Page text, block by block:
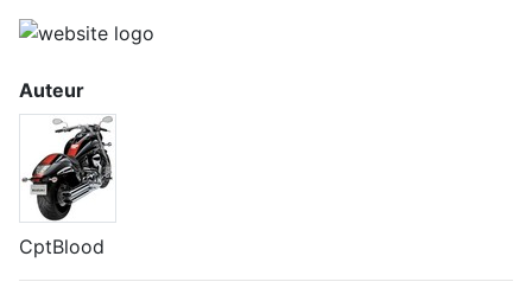
Auteur
CptBlood